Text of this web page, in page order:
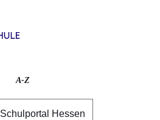
A-Z
Schulportal Hessen